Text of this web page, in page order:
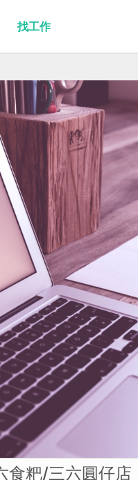
找工作
食粑/三六圓仔店